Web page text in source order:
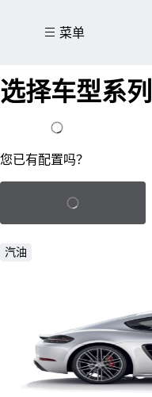
菜单
选择车型系列
我已经有了一个配置
您已有配置吗？
加载已保存的配置
汽油